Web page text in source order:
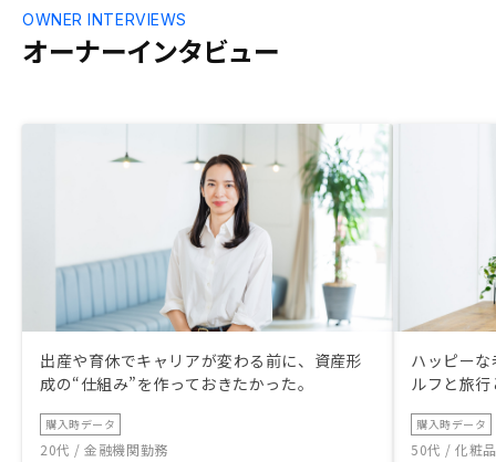
オーナーインタビュー
OWNER INTERVIEWS
出産や育休でキャリアが変わる前に、資産形
成の“仕組み”を作っておきたかった。
購入時データ
20代 / 金融機関勤務
ハッピー
ルフと旅
購入時データ
50代 / 化粧